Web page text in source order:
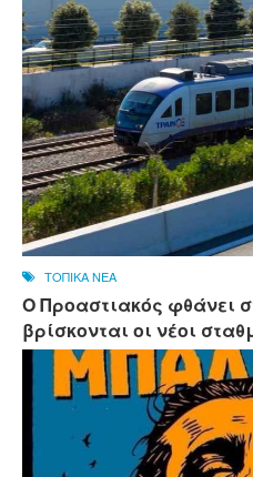
ΤΟΠΙΚΑ ΝΕΑ
Ο Προαστιακός φθάνει
βρίσκονται οι νέοι